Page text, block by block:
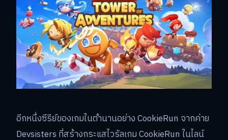
อีกหนึ่งซีรีย์ของเกมในตำนานอย่าง CookieRun จากค่าย
Devsisters ที่สร้างกระแสไวรัลเกม CookieRun ในไลน์